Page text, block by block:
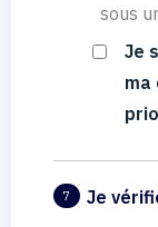
sous
Je
ma
7 Je